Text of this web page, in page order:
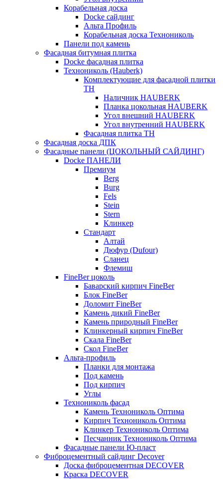
Корабельная доска
Docke сайдинг
Альта Профиль
Корабельная доска Технониколь
Панели под камень
Фасадная битумная плитка
Docke фасадная плитка
Технониколь (Hauberk)
Комплектующие для фасадной плитки
ТН
Наличник HAUBERK
Планка цокольная HAUBERK
Угол внешний HAUBERK
Угол внутренний HAUBERK
Фасадная плитка ТН
Фасадная доска ДПК
Фасадные панели (ЦОКОЛЬНЫЙ САЙДИНГ)
Docke ПАНЕЛИ
Премиум
Berg
Burg
Fels
Stein
Stern
Клинкер
Стандарт
Алтай
Дюфур (Dufour)
Сланец
Флемиш
FineBer цоколь
Баварский кирпич FineBer
Блок FineBer
Доломит FineBer
Камень дикий FineBer
Камень природный FineBer
Клинкерный кирпич FineBer
Скала FineBer
Скол FineBer
Альта-профиль
Планки для монтажа
Под камень
Под кирпич
Углы
Технониколь фасад
Камень Технониколь Оптима
Кирпич Технониколь Оптима
Клинкер Технониколь Оптима
Песчанник Технониколь Оптима
Фасадные панели Ю-пласт
Фиброцементный сайдинг Decover
Доска фиброцементная DECOVER
Краска DECOVER